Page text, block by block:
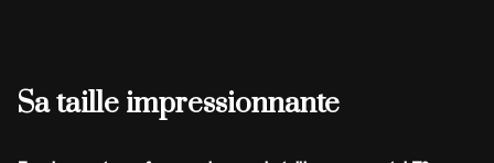
Sa taille impressionnante